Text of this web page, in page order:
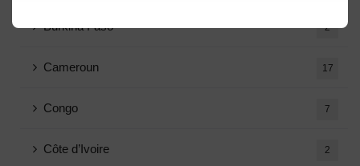
Burkina Faso 2
Cameroun 17
Congo 7
Côte d’Ivoire 2